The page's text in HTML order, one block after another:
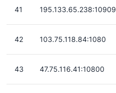
41 195.133.65.238:10909
42 103.75.118.84:1080
43 47.75.116.41:10800